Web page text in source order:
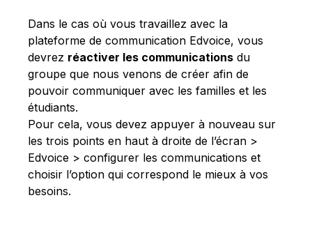
Dans le cas où vous travaillez avec la
plateforme de communication Edvoice, vous
devrez réactiver les communications du
groupe que nous venons de créer afin de
pouvoir communiquer avec les familles et les
étudiants.
Pour cela, vous devez appuyer à nouveau sur
les trois points en haut à droite de l’écran >
Edvoice > configurer les communications et
choisir l’option qui correspond le mieux à vos
besoins.